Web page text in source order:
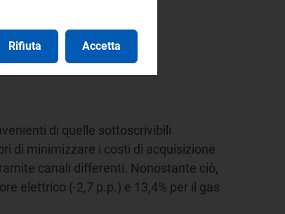
di quelle sottoscrivibili
di minimizzare i costi di acquisizione
canali differenti. Nonostante ciò,
elettrico (-2,7 p.p.) e 13,4% per il gas
Rifiuta Accetta